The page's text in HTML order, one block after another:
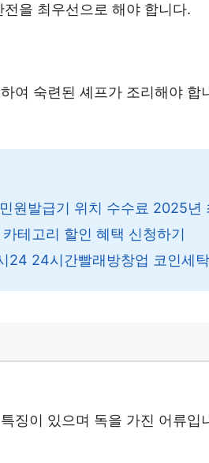
을 최우선으로 해야 합니다.
여 숙련된 셰프가 조리해야
원발급기 위치 수수료 2025년
테고리 할인 혜택 신청하기
24 24시간빨래방창업 코인세
징이 있으며 독을 가진 어류입